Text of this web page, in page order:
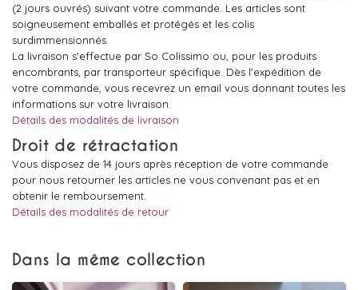
(2 jours ouvrés) suivant votre commande. Les articles sont
soigneusement emballés et protégés et les colis
surdimmensionnés.
La livraison s'effectue par So Colissimo ou, pour les produits
encombrants, par transporteur spécifique. Dès l'expédition de
votre commande, vous recevrez un email vous donnant toutes les
informations sur votre livraison.
Détails des modalités de livraison
Droit de rétractation
Vous disposez de 14 jours après réception de votre commande
pour nous retourner les articles ne vous convenant pas et en
obtenir le remboursement.
Détails des modalités de retour
Dans la même collection